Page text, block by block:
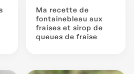
Ma recette de
fontainebleau aux
fraises et sirop de
queues de fraise